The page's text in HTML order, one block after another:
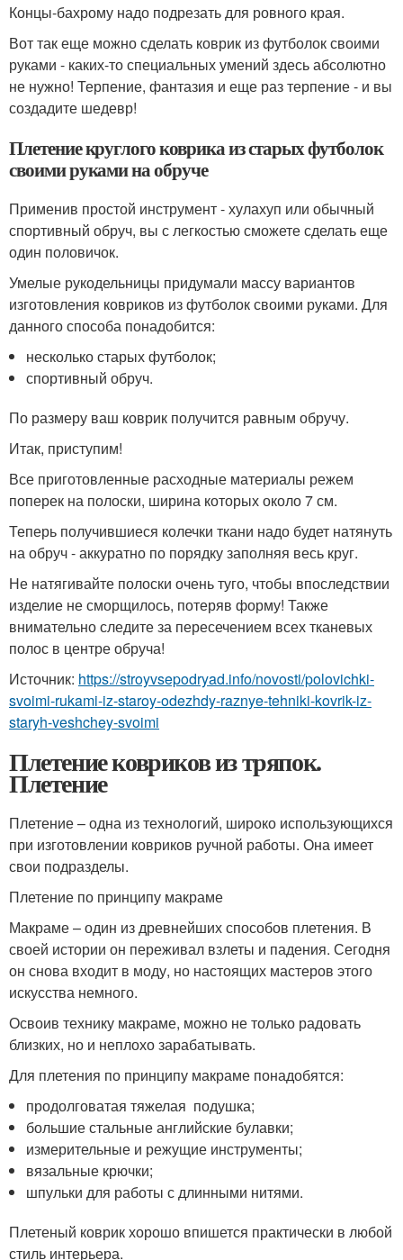
Концы-бахрому надо подрезать для ровного края.
Вот так еще можно сделать коврик из футболок своими
руками - каких-то специальных умений здесь абсолютно
не нужно! Терпение, фантазия и еще раз терпение - и вы
создадите шедевр!
Плетение круглого коврика из старых футболок
своими руками на обруче
Применив простой инструмент - хулахуп или обычный
спортивный обруч, вы с легкостью сможете сделать еще
один половичок.
Умелые рукодельницы придумали массу вариантов
изготовления ковриков из футболок своими руками. Для
данного способа понадобится:
несколько старых футболок;
спортивный обруч.
По размеру ваш коврик получится равным обручу.
Итак, приступим!
Все приготовленные расходные материалы режем
поперек на полоски, ширина которых около 7 см.
Теперь получившиеся колечки ткани надо будет натянуть
на обруч - аккуратно по порядку заполняя весь круг.
Не натягивайте полоски очень туго, чтобы впоследствии
изделие не сморщилось, потеряв форму! Также
внимательно следите за пересечением всех тканевых
полос в центре обруча!
Источник: https://stroyvsepodryad.info/novosti/polovichki-
svoimi-rukami-iz-staroy-odezhdy-raznye-tehniki-kovrik-iz-
staryh-veshchey-svoimi
Плетение ковриков из тряпок.
Плетение
Плетение – одна из технологий, широко использующихся
при изготовлении ковриков ручной работы. Она имеет
свои подразделы.
Плетение по принципу макраме
Макраме – один из древнейших способов плетения. В
своей истории он переживал взлеты и падения. Сегодня
он снова входит в моду, но настоящих мастеров этого
искусства немного.
Освоив технику макраме, можно не только радовать
близких, но и неплохо зарабатывать.
Для плетения по принципу макраме понадобятся:
продолговатая тяжелая подушка;
большие стальные английские булавки;
измерительные и режущие инструменты;
вязальные крючки;
шпульки для работы с длинными нитями.
Плетеный коврик хорошо впишется практически в любой
стиль интерьера.